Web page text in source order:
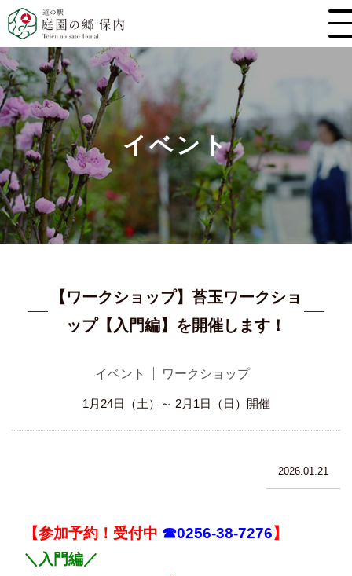
イベント
【ワークショップ】苔玉ワークショ
ップ【入門編】を開催します！
イベント ワークショップ
1月24日（土）～ 2月1日（日）開催
2026.01.21
【参加予約！受付中 ☎0256-38-7276】
＼入門編／